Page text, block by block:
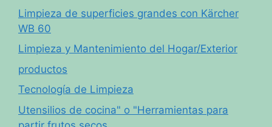
Limpieza de superficies grandes con Kärcher
WB 60
Limpieza y Mantenimiento del Hogar/Exterior
productos
Tecnología de Limpieza
Utensilios de cocina" o "Herramientas para